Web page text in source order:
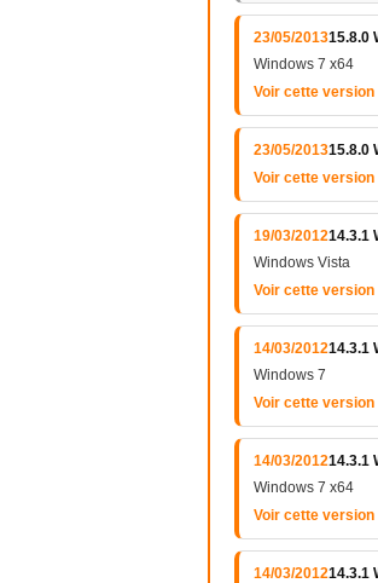
23/05/201315.8.0
Windows 7 x64
Voir cette
23/05/201315.8.0
Voir cette
19/03/201214.3.1
Windows Vista
Voir cette
14/03/201214.3.1
Windows 7
Voir cette
14/03/201214.3.1
Windows 7 x64
Voir cette
14/03/201214.3.1